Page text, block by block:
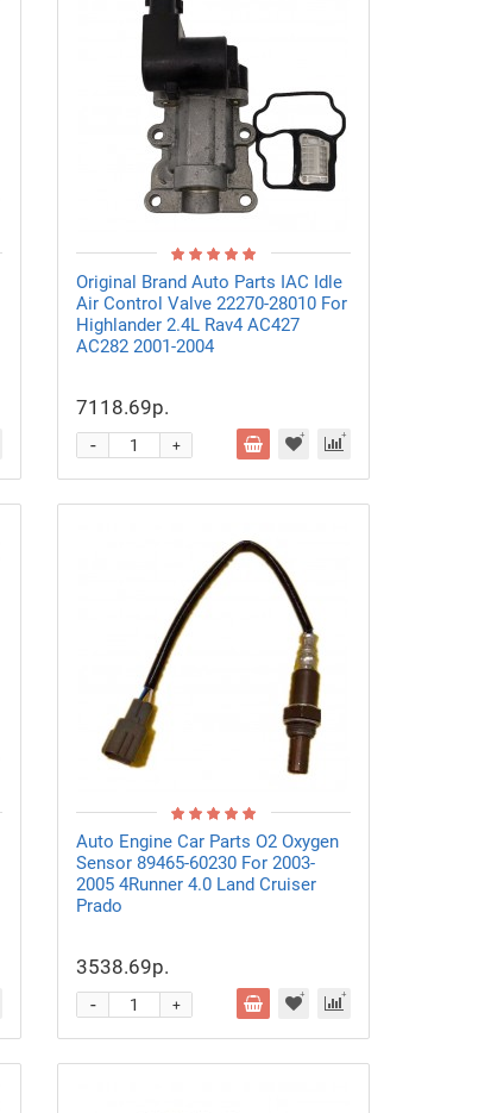
Original Brand Auto Parts IAC Idle
Air Control Valve 22270-28010 For
Highlander 2.4L Rav4 AC427
AC282 2001-2004
7118.69р.
+
-
Auto Engine Car Parts O2 Oxygen
Sensor 89465-60230 For 2003-
2005 4Runner 4.0 Land Cruiser
Prado
3538.69р.
+
-